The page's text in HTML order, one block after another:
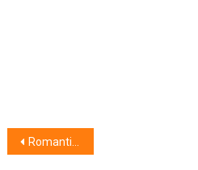
Indlægsnavigation
Romantisk picnic